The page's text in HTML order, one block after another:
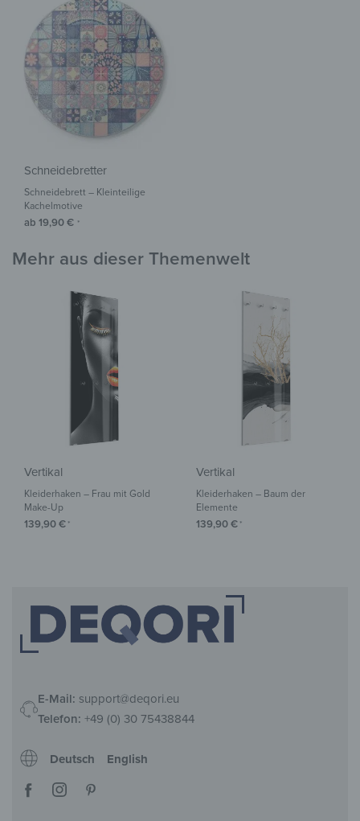
Schneidebretter
Schneidebrett – Kleinteilige
Kachelmotive
ab 19,90€ *
Mehr aus dieser Themenwelt
Vertikal
Kleiderhaken – Frau mit Gold
Make-Up
139,90€ *
Vertikal
Kleiderhaken – Baum der
Elemente
139,90€ *
E-Mail: support@deqori.eu
Telefon: +49 (0) 30 75438844
Deutsch English